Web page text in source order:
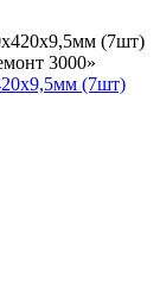
(7шт)